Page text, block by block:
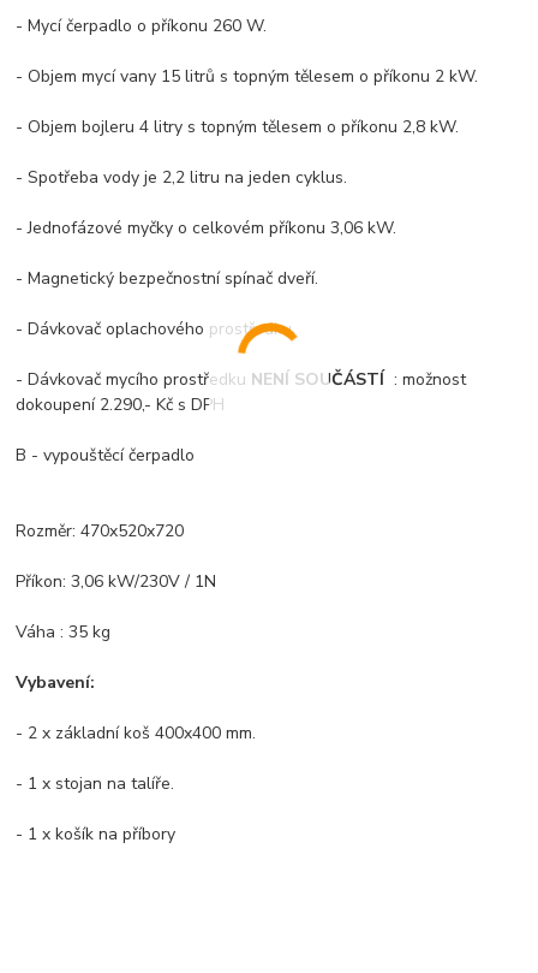
- Mycí čerpadlo o příkonu 260 W.
- Objem mycí vany 15 litrů s topným tělesem o příkonu 2 kW.
- Objem bojleru 4 litry s topným tělesem o příkonu 2,8 kW.
- Spotřeba vody je 2,2 litru na jeden cyklus.
- Jednofázové myčky o celkovém příkonu 3,06 kW.
- Magnetický bezpečnostní spínač dveří.
- Dávkovač oplachového prostředku
- Dávkovač mycího prostředku NENÍ SOUČÁSTÍ : možnost
dokoupení 2.290,- Kč s DPH
B - vypouštěcí čerpadlo
Rozměr: 470x520x720
Příkon: 3,06 kW/230V / 1N
Váha : 35 kg
Vybavení:
- 2 x základní koš 400x400 mm.
- 1 x stojan na talíře.
- 1 x košík na příbory